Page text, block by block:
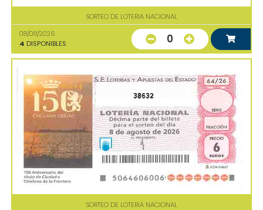
SORTEO DE LOTERIA NACIONAL
08/08/2026
4 DISPONIBLES 0
38632
SORTEO DE LOTERIA NACIONAL